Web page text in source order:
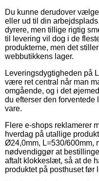
Du kunne derudover
eller ud til din
dyrere, men tillige rigtig
til levering vil dog i de
produkterne, men det
webbutikkens lager.
Leveringsdygtigheden på
være ret central når man
omgående, og i det
du efterser den
vare.
Flere e-shops reklamerer
hverdag på utallige
Ø24,0mm, L=530/600mm,
nødvendiggør at
aftalt klokkeslæt, så at de
produktet på posthuset før